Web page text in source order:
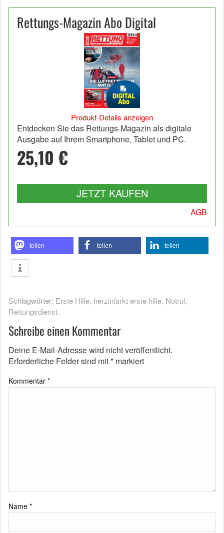
Rettungs-Magazin Abo Digital
Produkt-Details anzeigen
Entdecken Sie das Rettungs-Magazin als digitale
Ausgabe auf Ihrem Smartphone, Tablet und PC.
25,10 €
JETZT KAUFEN
AGB
teilen teilen teilen
Schlagwörter: Erste Hilfe, herzinfarkt erste hilfe, Notruf,
Rettungsdienst
Schreibe einen Kommentar
Deine E-Mail-Adresse wird nicht veröffentlicht.
Erforderliche Felder sind mit* markiert
Kommentar *
Name *